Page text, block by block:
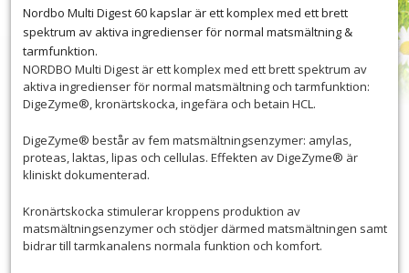
Nordbo Multi Digest 60 kapslar är ett komplex med ett brett
spektrum av aktiva ingredienser för normal matsmältning &
tarmfunktion.
NORDBO Multi Digest är ett komplex med ett brett spektrum av
aktiva ingredienser för normal matsmältning och tarmfunktion:
DigeZyme®, kronärtskocka, ingefära och betain HCL.
DigeZyme® består av fem matsmältningsenzymer: amylas,
proteas, laktas, lipas och cellulas. Effekten av DigeZyme® är
kliniskt dokumenterad.
Kronärtskocka stimulerar kroppens produktion av
matsmältningsenzymer och stödjer därmed matsmältningen samt
bidrar till tarmkanalens normala funktion och komfort.